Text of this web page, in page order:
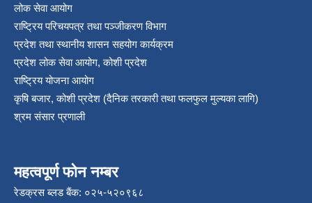
लोक सेवा आयोग
राष्ट्रिय परिचयपत्र तथा पञ्‍जीकरण विभाग
प्रदेश तथा स्थानीय शासन सहयोग कार्यक्रम
प्रदेश लोक सेवा आयोग, कोशी प्रदेश
राष्ट्रिय योजना आयोग
कृषि बजार, कोशी प्रदेश (दैनिक तरकारी तथा फलफुल मुल्यका लागि)
श्रम संसार प्रणाली
महत्वपूर्ण फोन नम्बर
रेडक्रस ब्लड बैंक: ०२५-५२०९६८